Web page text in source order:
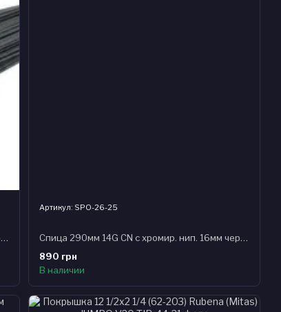
Спица 288мм 14G CN с хромир. нип. 16мм черная (100шт) стальная
Артикул: SPO-26-25
Спица 290мм 14G CN с хромир. нип. 16мм черная (100шт) стальная
890 грн
В наличии